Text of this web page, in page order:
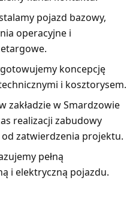
pojazd bazowy,
operacyjne i
koncepcję
i kosztorysem.
zakładzie w Smardzowie
realizacji zabudowy
zatwierdzenia projektu.
pełną
i elektryczną pojazdu.